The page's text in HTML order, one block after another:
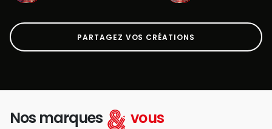
PARTAGEZ VOS CRÉATIONS
Nos marques vous